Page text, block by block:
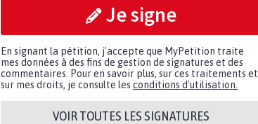
Je signe
En signant la pétition, j'accepte que MyPetition traite
mes données à des fins de gestion de signatures et des
commentaires. Pour en savoir plus, sur ces traitements et
sur mes droits, je consulte les conditions d'utilisation.
VOIR TOUTES LES SIGNATURES